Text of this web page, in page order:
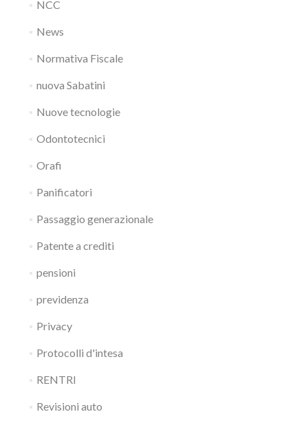
NCC
News
Normativa Fiscale
nuova Sabatini
Nuove tecnologie
Odontotecnici
Orafi
Panificatori
Passaggio generazionale
Patente a crediti
pensioni
previdenza
Privacy
Protocolli d'intesa
RENTRI
Revisioni auto